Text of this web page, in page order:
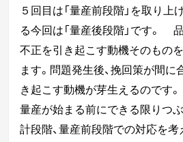
５回目は「量産前段階」を取り上
る今回は「量産後段階」です。
不正を引き起こす動機そのもの
ます。問題発生後、挽回策が間に
き起こす動機が芽生えるのです。
量産が始まる前にできる限りつ
計段階、量産前段階での対応を